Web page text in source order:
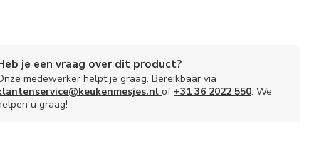
je een vraag over dit product?
medewerker helpt je graag. Bereikbaar via
of +31 36 2022 550. We
u graag!